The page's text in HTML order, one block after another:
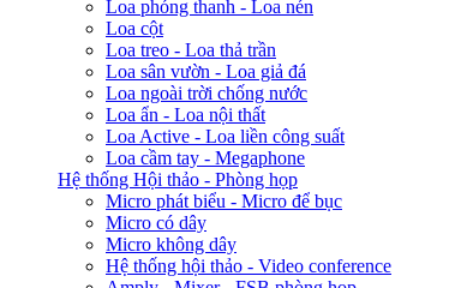
Loa phóng thanh - Loa nén
Loa cột
Loa treo - Loa thả trần
Loa sân vườn - Loa giả đá
Loa ngoài trời chống nước
Loa ẩn - Loa nội thất
Loa Active - Loa liền công suất
Loa cầm tay - Megaphone
Hệ thống Hội thảo - Phòng họp
Micro phát biểu - Micro để bục
Micro có dây
Micro không dây
Hệ thống hội thảo - Video conference